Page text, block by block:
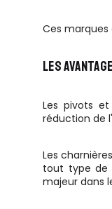
Ces
LES
Les pivots
réduction de
Les
tout type de
majeur dans